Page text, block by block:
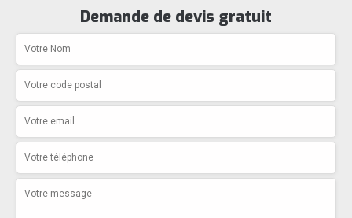
Demande de devis gratuit